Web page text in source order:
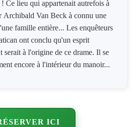
Ce lieu qui appartenait autrefois à
Archibald Van Beck à connu une
famille entière... Les enquêteurs
ont conclu qu'un esprit
serait à l'origine de ce drame. Il se
encore à l'intérieur du manoir...
ICI